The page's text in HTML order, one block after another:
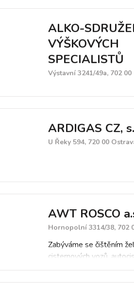
ALKO-
VÝŠKOVÝCH
SPECIALISTŮ
Výstavní 3241/49a, 702
ARDIGAS CZ,
U Řeky 594, 720 00
AWT ROSCO
Hornopolní 3314/38, 702
Zabýváme se čištěním
cisternových vozů,
mobilních a stabilních
zaolejovaných vod a